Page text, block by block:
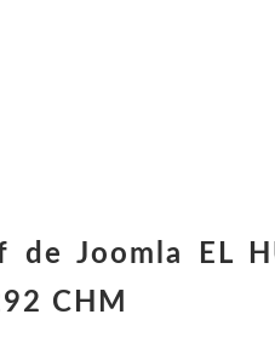
Joomla EL
CHM